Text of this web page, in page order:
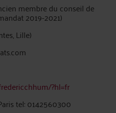
membre du conseil de
2019-2021)
Lille)
?hl=fr
tel: 0142560300